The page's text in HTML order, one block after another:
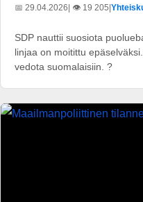
📅 29.04.2026| 👁️ 19 205|
SDP nauttii suosiota
linjaa on moitittu
vedota suomalaisiin. ?